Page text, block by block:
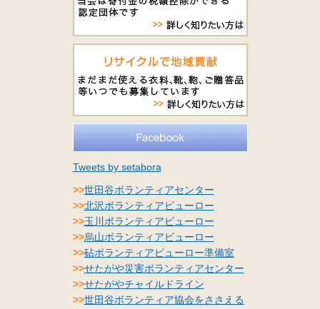
Tweets by setabora
>>世田谷ボランティアセンター
>>北沢ボランティアビューロー
>>玉川ボランティアビューロー
>>烏山ボランティアビューロー
>>砧ボランティアビューロー準備室
>>せたがや災害ボランティアセンター
>>せたがやチャイルドライン
>>世田谷ボランティア協会をささえる